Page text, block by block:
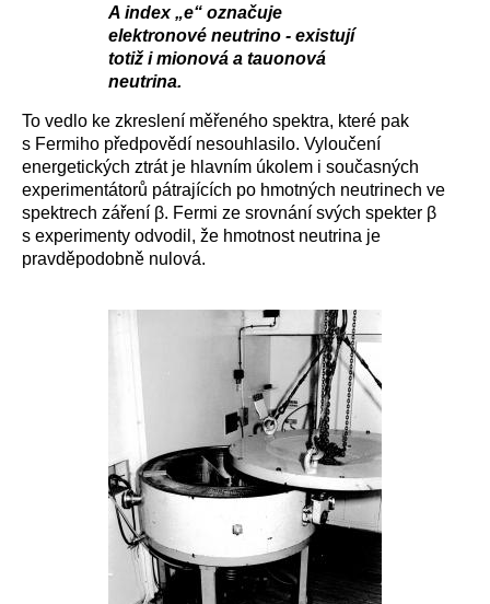
A index „e“ označuje
elektronové neutrino - existují
totiž i mionová a tauonová
neutrina.
To vedlo ke zkreslení měřeného spektra, které pak
s Fermiho předpovědí nesouhlasilo. Vyloučení
energetických ztrát je hlavním úkolem i současných
experimentátorů pátrajících po hmotných neutrinech ve
spektrech záření β. Fermi ze srovnání svých spekter β
s experimenty odvodil, že hmotnost neutrina je
pravděpodobně nulová.